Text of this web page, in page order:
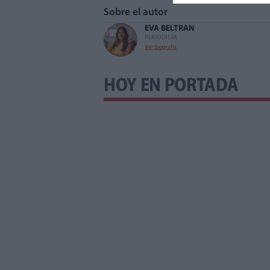
Sobre el autor
EVA BELTRAN
PERIODISTA
Ver biografía
HOY EN PORTADA